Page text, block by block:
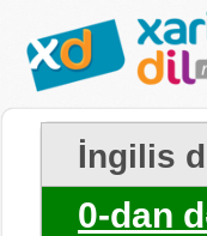
İngilis
0-dan